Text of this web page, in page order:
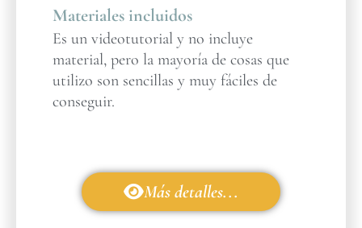
Materiales incluidos
Es un videotutorial y no incluye
material, pero la mayoría de cosas que
utilizo son sencillas y muy fáciles de
conseguir.
Más detalles...